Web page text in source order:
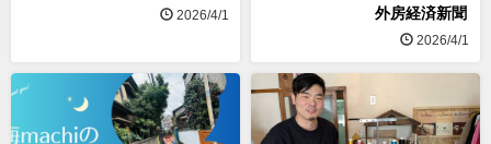
2026/4/1 外房経済新聞
2026/4/1